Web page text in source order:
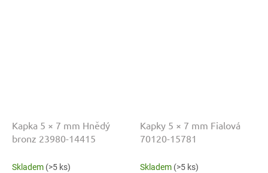
Kapka 5 × 7 mm Hnědý
bronz 23980-14415
Skladem (>5 ks)
Kapky 5 × 7 mm Fialová
70120-15781
Skladem (>5 ks)